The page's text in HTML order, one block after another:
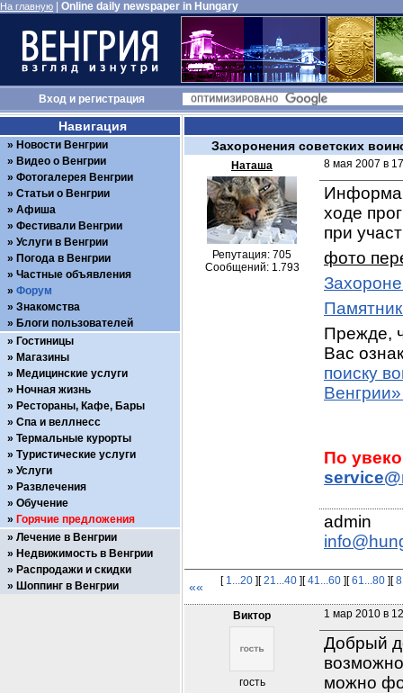
На главную Online daily newspaper in Hungary
Входи регистрация
Захоронения советских
Наташа
Репутация: 705
Сообщений: 1.793
8 мая 2007 в
ходе
при
фото
Прежде,
Вас
поиску
«« [ 1...20 ][21...40 ][41...60 ][61...80 ][
Виктор
гость
1 мар 2010 в
Добрый
можно
Навигация
Новости Венгрии
Видео о Венгрии
Фотогалерея Венгрии
Статьи о Венгрии
Афиша
Фестивали Венгрии
Услуги в Венгрии
Погода в Венгрии
Частные объявления
Форум
Знакомства
Блоги пользователей
Гостиницы
Магазины
Медицинские услуги
Ночная жизнь
Рестораны, Кафе, Бары
Спа и веллнесс
Термальные курорты
Туристические услуги
Услуги
Развлечения
Обучение
Горячие предложения
Лечение в Венгрии
Недвижимость в Венгрии
Распродажи и скидки
Шоппинг в Венгрии